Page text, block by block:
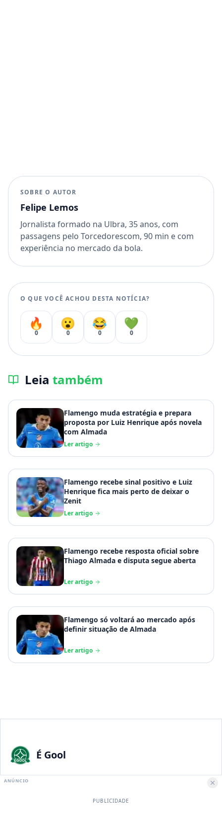
SOBRE O AUTOR
Felipe Lemos
Jornalista formado na Ulbra, 35 anos, com
passagens pelo Torcedorescom, 90 min e com
experiência no mercado da bola.
O QUE VOCÊ ACHOU DESTA NOTÍCIA?
🔥
0
😮
0
😂
0
💚
0
Leia também
Flamengo muda estratégia e prepara
proposta por Luiz Henrique após novela
com Almada
Ler artigo
Flamengo recebe sinal positivo e Luiz
Henrique fica mais perto de deixar o
Zenit
Ler artigo
Flamengo recebe resposta oficial sobre
Thiago Almada e disputa segue aberta
Ler artigo
Flamengo só voltará ao mercado após
definir situação de Almada
Ler artigo
É Gool
A maior paixão nacional merece a melhor experiência digital.
ANÚNCIO
PUBLICIDADE